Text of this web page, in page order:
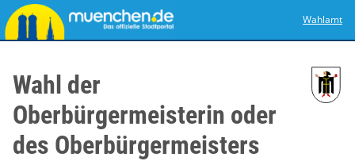
Wahlamt
Wahl der
Oberbürgermeisterin oder
des Oberbürgermeisters